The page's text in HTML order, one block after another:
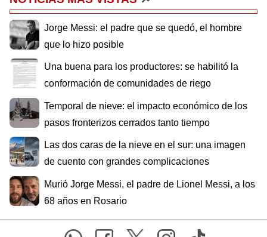
Jorge Messi: el padre que se quedó, el hombre
que lo hizo posible
Una buena para los productores: se habilitó la
conformación de comunidades de riego
Temporal de nieve: el impacto económico de los
pasos fronterizos cerrados tanto tiempo
Las dos caras de la nieve en el sur: una imagen
de cuento con grandes complicaciones
Murió Jorge Messi, el padre de Lionel Messi, a los
68 años en Rosario